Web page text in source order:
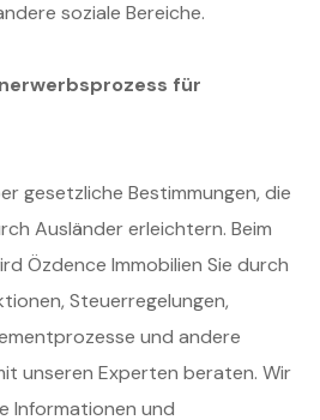
soziale Bereiche.
für
gesetzliche Bestimmungen, die
Ausländer erleichtern. Beim
Özdence Immobilien Sie durch
Steuerregelungen,
und andere
unseren Experten beraten. Wir
Informationen und